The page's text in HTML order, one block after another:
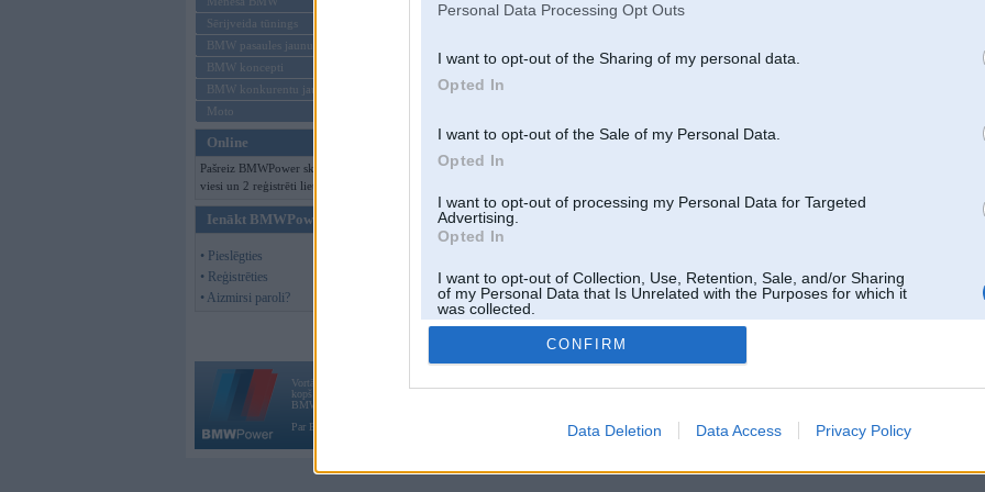
Personal Data Processing Opt Outs
I want to opt-out of the Sharing of my personal data.
Opted In
I want to opt-out of the Sale of my Personal Data.
Opted In
I want to opt-out of processing my Personal Data for Targeted
Advertising.
Opted In
I want to opt-out of Collection, Use, Retention, Sale, and/or Sharing
of my Personal Data that Is Unrelated with the Purposes for which it
was collected.
Opted Out
CONFIRM
Data Deletion Data Access Privacy Policy
Sērijveida tūnings
BMW pasaules jaunumi
BMW koncepti
BMW konkurentu jaunumi
Moto
Online
Pašreiz BMWPower skatās 118
viesi un 2 reģistrēti lietotāji.
Ienākt BMWPower
• Pieslēgties
• Reģistrēties
• Aizmirsi paroli?
Vortāls BMWPower.lv darbojas
kopš 2002. gada 14. maija. Tas nav auto klubs un nav saistīts ar
BMW AG.
Par BMWPower